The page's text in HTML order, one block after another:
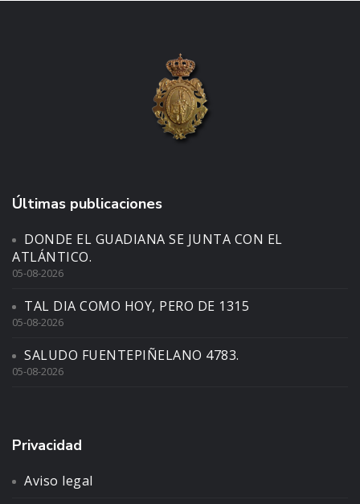
Últimas publicaciones
DONDE EL GUADIANA SE JUNTA CON EL
ATLÁNTICO.
05-08-2026
TAL DIA COMO HOY, PERO DE 1315
05-08-2026
SALUDO FUENTEPIÑELANO 4783.
05-08-2026
Privacidad
Aviso legal